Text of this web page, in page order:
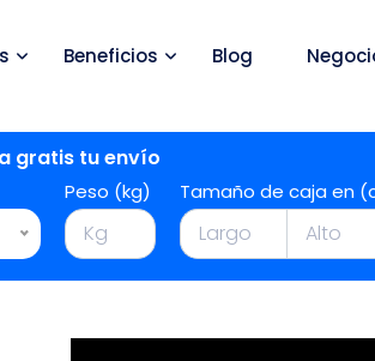
Beneficios Blog
gratis tu envío
Peso (kg) Tamaño de caja en